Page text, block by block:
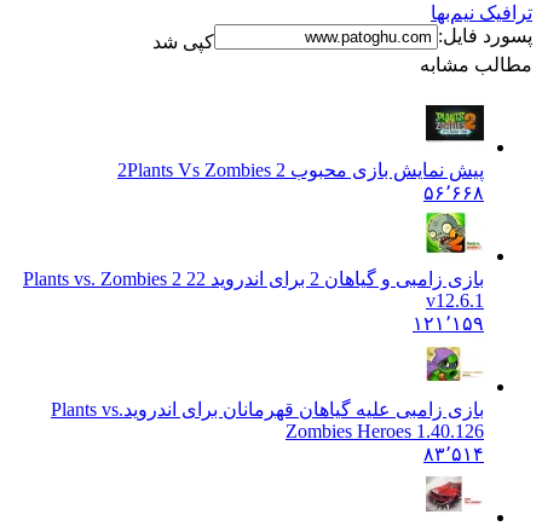
نیم‌بها
فایل:
کپی شد
مشابه
پیش نمایش بازی محبوب 2Plants Vs Zombies 2
۵۶٬۶۶۸
بازی زامبی و گیاهان 2 برای اندروید 2
2 Plants vs. Zombies 2
v12.6.1
۱۲۱٬۱۵۹
بازی زامبی علیه گیاهان قهرمانان برای اندرویدPlants vs.
Zombies Heroes 1.40.126
۸۳٬۵۱۴